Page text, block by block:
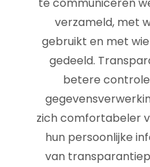
verzameld, met
gebruikt en met
gedeeld.
betere
zich comfortabeler
hun persoonlijke
van